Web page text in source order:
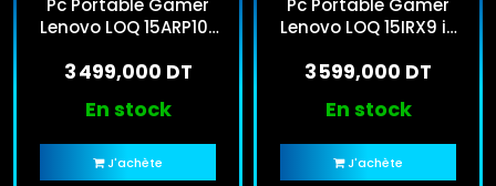
Pc Portable Gamer
Lenovo LOQ 15ARP10E
SSD Windows 11
3 499,000 DT
En stock
J'achète
Pc Portable Gamer
Lenovo LOQ 15IRX9 i5
3 599,000 DT
En stock
J'achète